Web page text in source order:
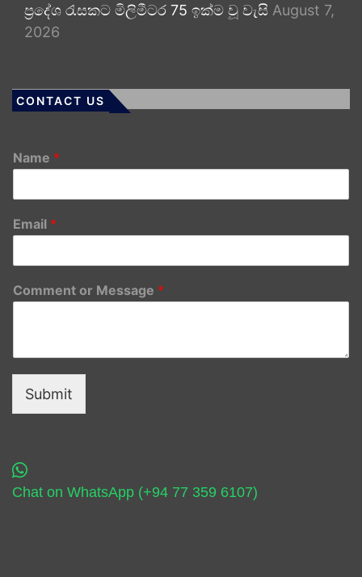
ප්‍රදේශ රැසකට මිලිමීටර 75 ඉක්ම වූ වැසි August 7,
2026
CONTACT US
Name *
Email *
Comment or Message *
Submit
Chat on WhatsApp (+94 77 359 6107)